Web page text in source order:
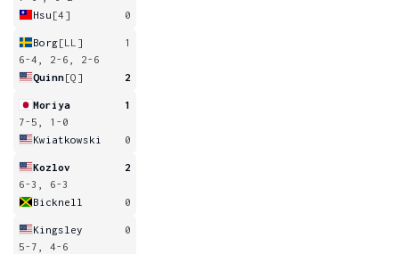
Hsu [4] 0
Borg[LL]
1
6-4, 2-6, 2-6
Quinn[Q] 2
Moriya
1
7-5, 1-0
Kwiatkowski
0
Kozlov
2
6-3, 6-3
Bicknell
0
Kingsley
0
5-7, 4-6